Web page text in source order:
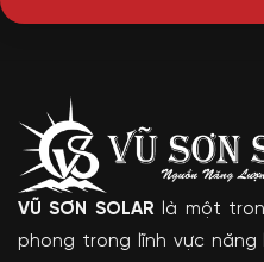
VŨ SƠN SOLAR là một
phong trong lĩnh vực